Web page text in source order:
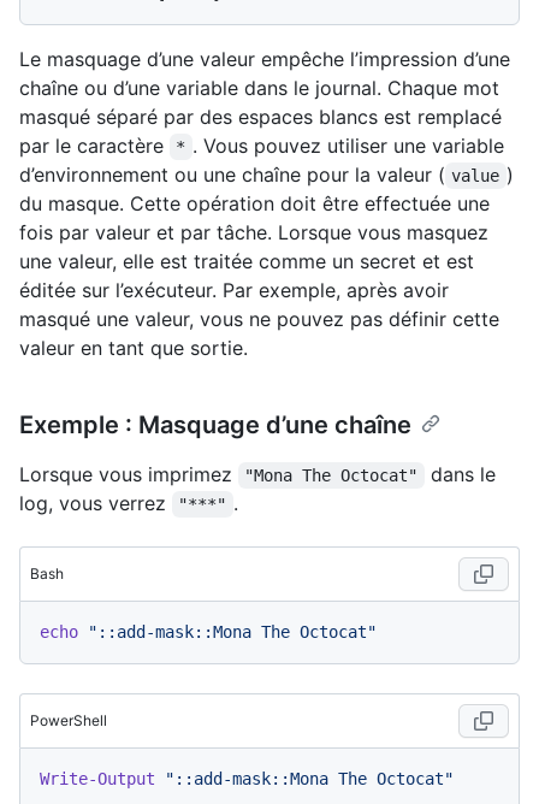
Le masquage d’une valeur empêche l’impression d’une
chaîne ou d’une variable dans le journal. Chaque mot
masqué séparé par des espaces blancs est remplacé
par le caractère
* . Vous pouvez utiliser une variable
d’environnement ou une chaîne pour la valeur ( value )
du masque. Cette opération doit être effectuée une
fois par valeur et par tâche. Lorsque vous masquez
une valeur, elle est traitée comme un secret et est
éditée sur l’exécuteur. Par exemple, après avoir
masqué une valeur, vous ne pouvez pas définir cette
valeur en tant que sortie.
Exemple : Masquage d’une chaîne
Lorsque vous imprimez "Mona The Octocat"
dans le
log, vous verrez
"***" .
Bash
echo "::add-mask::Mona The Octocat"
PowerShell
Write-Output "::add-mask::Mona The Octocat"